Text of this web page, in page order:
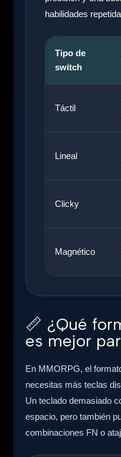
habilidades
Tipo de
switch
Táctil
Lineal
Clicky
Magnético
📏 ¿Qué
es mejor
En MMORPG, el
necesitas más teclas
Un teclado demasiado
espacio, pero también
combinaciones FN o